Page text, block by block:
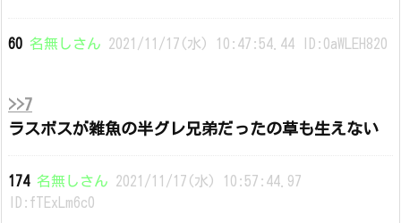
60 名無しさん 2021/11/17(水) 10:47:54.44 ID:0aWLEH820
>>7
ラスボスが雑魚の半グレ兄弟だったの草も生えない
174 名無しさん 2021/11/17(水) 10:57:44.97
ID:fTExLm6c0